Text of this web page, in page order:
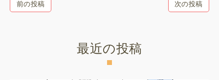
前の投稿 次の投稿
最近の投稿